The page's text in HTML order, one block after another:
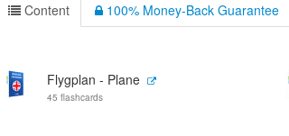
Content 100% Money-Back Guarantee
Flygplan - Plane
45 flashcards